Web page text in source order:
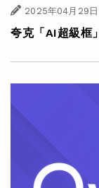
2025年04月29日
夸克「AI超級框